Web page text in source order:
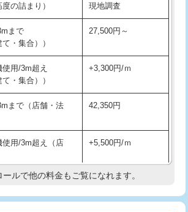
ド止め) 3,300円
持金具設置)
材使用（バンド止
5,500円
掘削・埋め戻し作
11,000円
管（VP・HI）使
33,000円
管（VP・HI）使
+8,800円
の詰まり） 現地調査
まで
・集合））
27,500円～
用/3m超え
・集合））
+3,300円/ｍ
まで（店舗・法
42,350円
用/3m超え（店
+5,500円/ｍ
現地調査
ールで他の料金もご覧になれます。